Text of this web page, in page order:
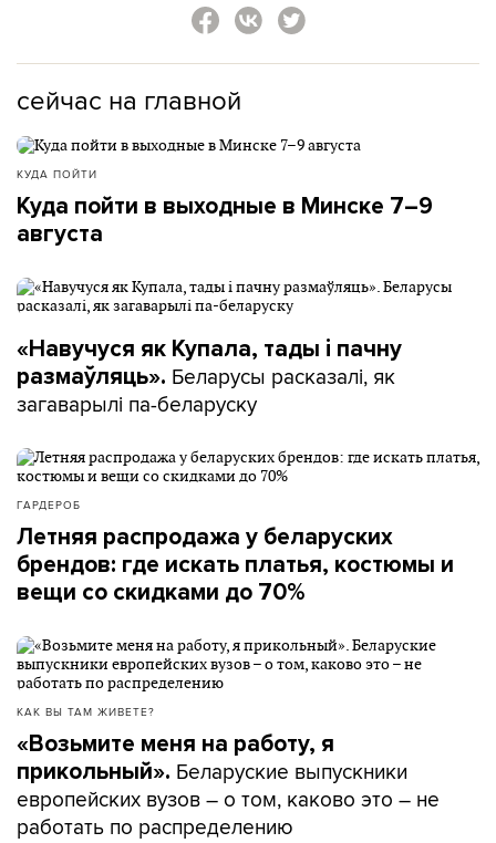
сейчас на главной
КУДА ПОЙТИ
Куда пойти в выходные в Минске 7–9
августа
«Навучуся як Купала, тады і пачну
размаўляць». Беларусы расказалі, як
загаварылі па-беларуску
ГАРДЕРОБ
Летняя распродажа у беларуских
брендов: где искать платья, костюмы и
вещи со скидками до 70%
КАК ВЫ ТАМ ЖИВЕТЕ?
«Возьмите меня на работу, я
прикольный». Беларуские выпускники
европейских вузов – о том, каково это – не
работать по распределению